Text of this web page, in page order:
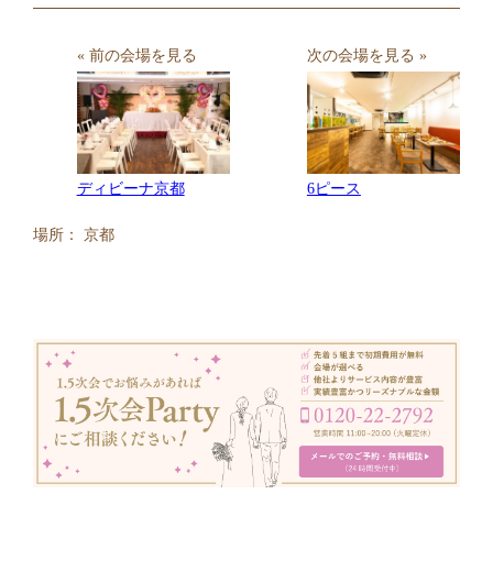
« 前の会場を見る
ディビーナ京都
次の会場を見る »
6ピース
場所： 京都